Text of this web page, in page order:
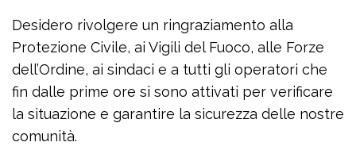
Desidero rivolgere un ringraziamento alla
Protezione Civile, ai Vigili del Fuoco, alle Forze
dell’Ordine, ai sindaci e a tutti gli operatori che
fin dalle prime ore si sono attivati per verificare
la situazione e garantire la sicurezza delle nostre
comunità.